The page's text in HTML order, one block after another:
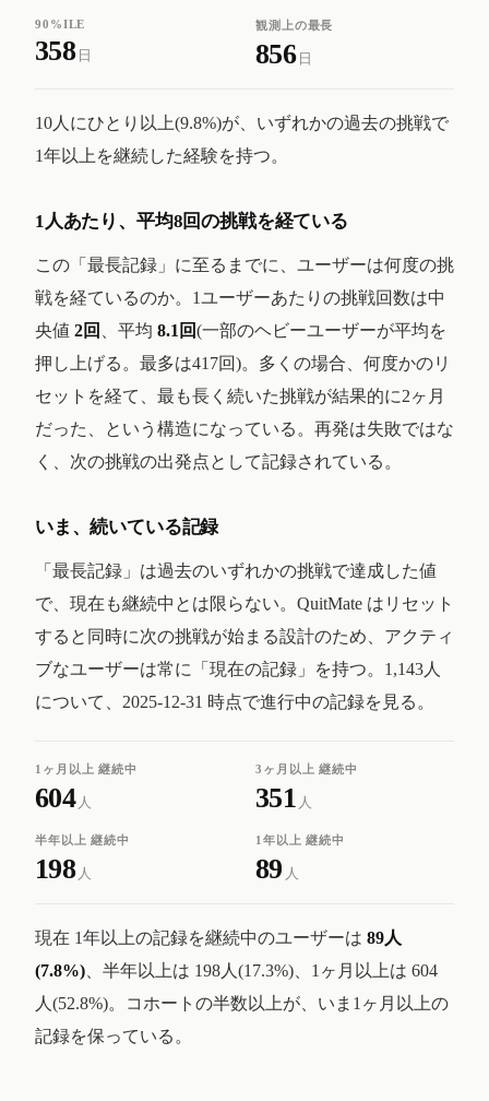
90%ILE
358 日
観測上の最長
856 日
10人にひとり以上(9.8%)が、いずれかの過去の挑戦で
1年以上を継続した経験を持つ。
1人あたり、平均8回の挑戦を経ている
この「最長記録」に至るまでに、ユーザーは何度の挑
戦を経ているのか。1ユーザーあたりの挑戦回数は中
央値 2回 、平均 8.1回(一部のヘビーユーザーが平均を
押し上げる。最多は417回)。多くの場合、何度かのリ
セットを経て、最も長く続いた挑戦が結果的に2ヶ月
だった、という構造になっている。再発は失敗ではな
く、次の挑戦の出発点として記録されている。
いま、続いている記録
「最長記録」は過去のいずれかの挑戦で達成した値
で、現在も継続中とは限らない。QuitMate はリセット
すると同時に次の挑戦が始まる設計のため、アクティ
ブなユーザーは常に「現在の記録」を持つ。1,143人
について、2025-12-31 時点で進行中の記録を見る。
1ヶ月以上 継続中
604 人
3ヶ月以上 継続中
351 人
半年以上 継続中
198 人
1年以上 継続中
89 人
現在 1年以上の記録を継続中のユーザーは 89人
(7.8%) 、半年以上は 198人(17.3%)、1ヶ月以上は 604
人(52.8%)。コホートの半数以上が、いま1ヶ月以上の
記録を保っている。